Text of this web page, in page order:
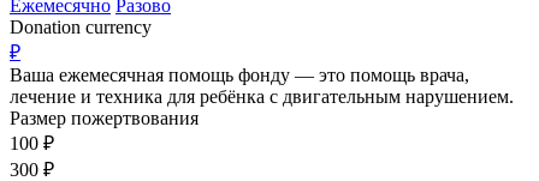
Ежемесячно Разово
Donation currency
₽
Ваша ежемесячная помощь фонду — это помощь врача,
лечение и техника для ребёнка c двигательным нарушением.
Размер пожертвования
100 ₽
300 ₽